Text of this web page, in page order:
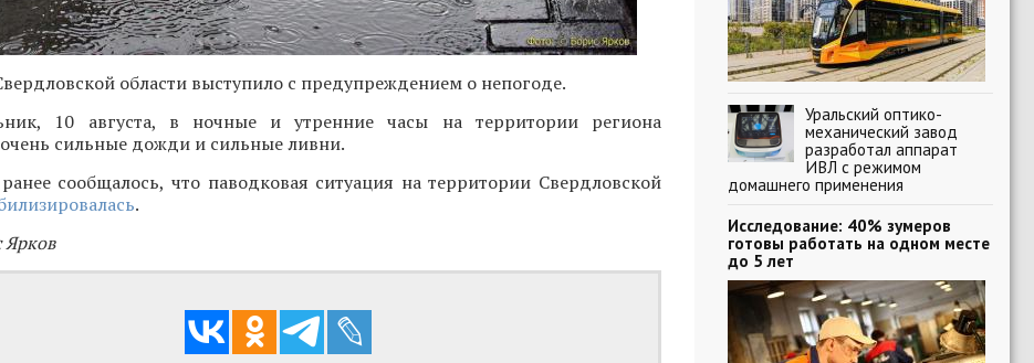
области выступило с предупреждением о непогоде.
10 августа, в ночные и утренние часы на территории региона
сильные дожди и сильные ливни.
сообщалось, что паводковая ситуация на территории Свердловской
.
Уральский оптико-
механический завод
разработал аппарат
ИВЛ с режимом
домашнего применения
Исследование: 40% зумеров
готовы работать на одном месте
до 5 лет